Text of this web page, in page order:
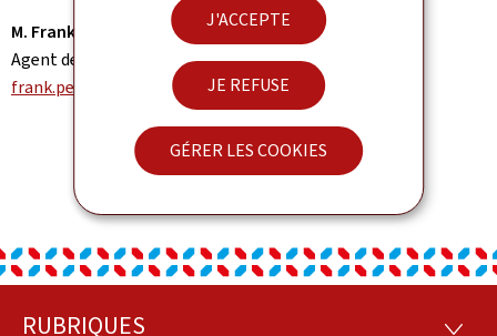
J'ACCEPTE
JE REFUSE
GÉRER LES COOKIES
M. Frank PEIFFER
Agent de la coopération et du développement
frank.peiffer@mae.etat.lu
RUBRIQUES